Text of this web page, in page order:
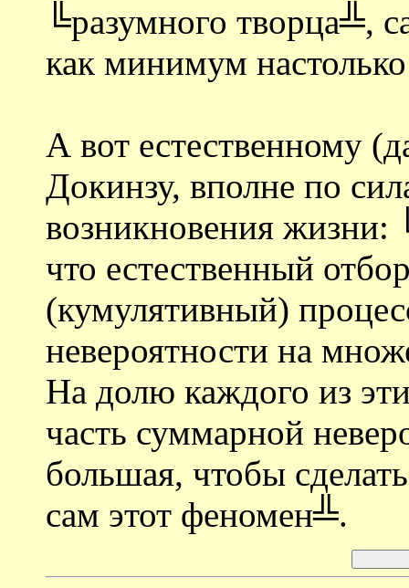
╚разумного творца╩,
как минимум
А вот естественному
Докинзу, вполне по
возникновения жизни:
что естественный
(кумулятивный)
невероятности на
На долю каждого из
часть суммарной
большая, чтобы
сам этот феномен╩.